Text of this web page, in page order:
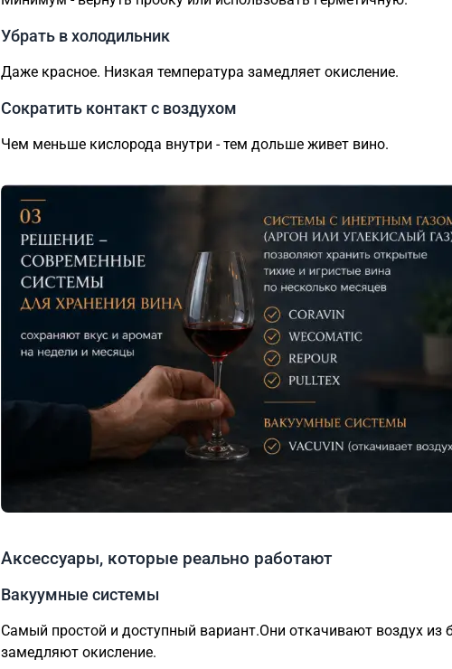
Убрать в холодильник
Даже красное. Низкая температура замедляет окисление.
Сократить контакт с воздухом
Чем меньше кислорода внутри - тем дольше живет вино.
Аксессуары, которые реально работают
Вакуумные системы
Самый простой и доступный вариант.Они откачивают воздух из
замедляют окисление.